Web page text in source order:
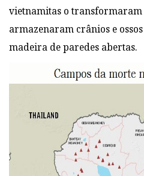
vietnamitas o
armazenaram crânios e
madeira de paredes abertas.